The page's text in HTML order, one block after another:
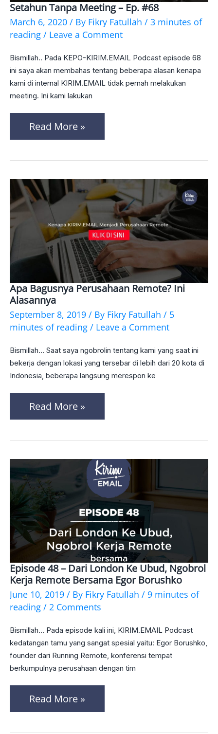
Setahun Tanpa Meeting – Ep. #68
March 6, 2020 / By Fikry Fatullah / 3 minutes of
reading / Leave a Comment
Bismillah.. Pada KEPO-KIRIM.EMAIL Podcast episode 68
ini saya akan membahas tentang beberapa alasan kenapa
kami di internal KIRIM.EMAIL tidak pernah melakukan
meeting. Ini kami lakukan
Setahun
Tanpa
Meeting
–
Ep.
#68
Read More »
Apa Bagusnya Perusahaan Remote? Ini
Alasannya
September 8, 2019 / By Fikry Fatullah / 5
minutes of reading / Leave a Comment
Bismillah… Saat saya ngobrolin tentang kami yang saat ini
bekerja dengan lokasi yang tersebar di lebih dari 20 kota di
Indonesia, beberapa langsung merespon ke
Apa
Bagusnya
Perusahaan
Ini
Alasannya
Read More »
Episode 48 – Dari London Ke Ubud, Ngobrol
Kerja Remote Bersama Egor Borushko
June 10, 2019 / By Fikry Fatullah / 9 minutes of
reading / 2 Comments
Bismillah… Pada episode kali ini, KIRIM.EMAIL Podcast
kedatangan tamu yang sangat spesial yaitu: Egor Borushko,
founder dari Running Remote, konferensi tempat
berkumpulnya perusahaan dengan tim
Episode
48
–
London
Ke
Ubud,
Read More »